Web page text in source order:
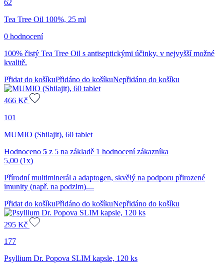
62
Tea Tree Oil 100%, 25 ml
0 hodnocení
100% čistý Tea Tree Oil s antiseptickými účinky, v nejvyšší možné
kvalitě.
Přidat do košíkuPřidáno do košíkuNepřidáno do košíku
466 Kč
101
MUMIO (Shilajit), 60 tablet
Hodnoceno 5 z 5 na základě 1 hodnocení zákazníka
5,00 (1x)
Přírodní multiminerál a adaptogen, skvělý na podporu přirozené
imunity (např. na podzim)....
Přidat do košíkuPřidáno do košíkuNepřidáno do košíku
295 Kč
177
Psyllium Dr. Popova SLIM kapsle, 120 ks